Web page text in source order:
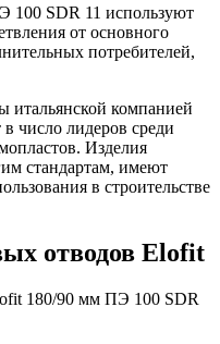
100 SDR 11 используют
от основного
потребителей,
итальянской компанией
число лидеров среди
Изделия
стандартам, имеют
в строительстве
отводов Elofit
180/90 мм ПЭ 100 SDR